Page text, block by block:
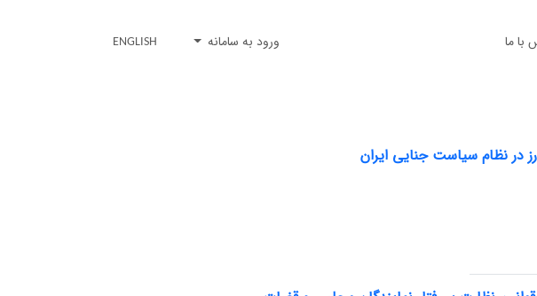
با ما ورود به سامانه ENGLISH
در نظام سیاست جنایی ایران